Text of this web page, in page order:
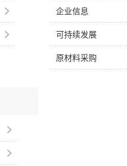
企业信息
可持续发展
原材料采购